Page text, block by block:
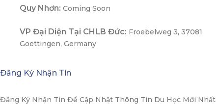
Quy Nhơn: Coming Soon
VP Đại Diện Tại CHLB Đức: Froebelweg 3, 37081
Goettingen, Germany
Đăng Ký Nhận Tin
Đăng Ký Nhận Tin Để Cập Nhật Thông Tin Du Học Mới Nhất